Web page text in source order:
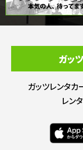
ガッ
ガッツレンタ
レン